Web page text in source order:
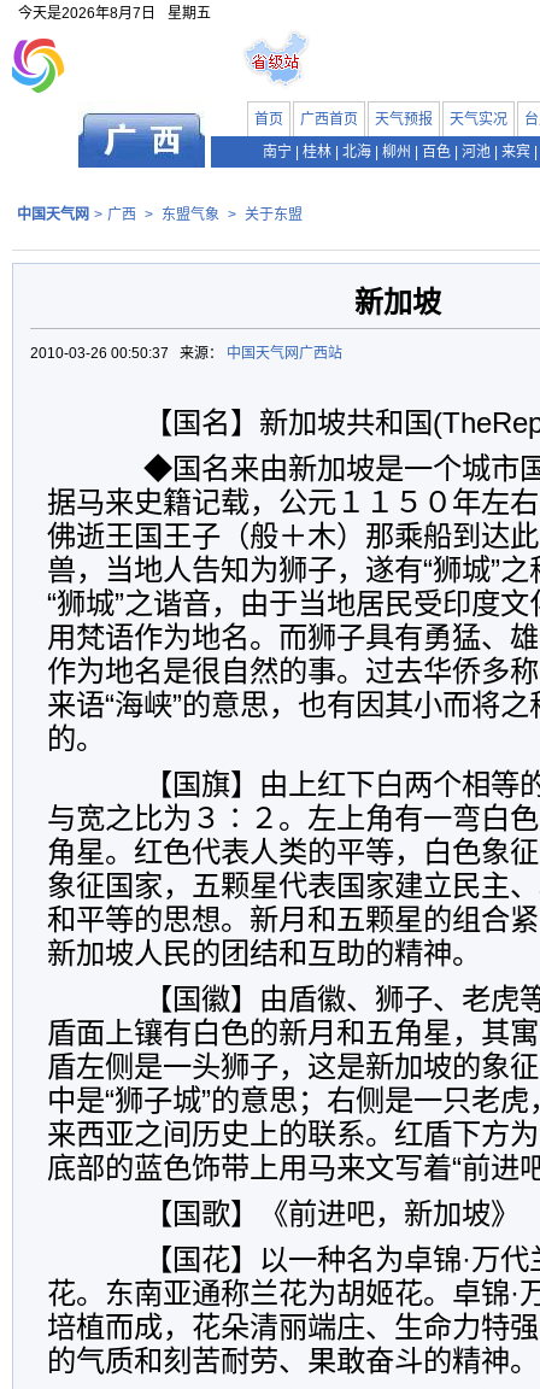
今天是2026年8月7日 星期五
首页 广西首页 天气预报 天气实况
南宁
桂林 北海 柳州 百色 河池 来宾
中国天气网 > 广西 > 东盟气象 > 关于东盟
新加坡
2010-03-26 00:50:37 来源： 中国天气网广西站
【国名】新加坡共和国
◆国名来由新加坡是一个城市国
据马来史籍记载，公元１１５０年左
佛逝王国王子（般＋木）那乘船到达
兽，当地人告知为狮子，遂有“狮城”
“狮城”之谐音，由于当地居民受印度
用梵语作为地名。而狮子具有勇猛、
作为地名是很自然的事。过去华侨多
来语“海峡”的意思，也有因其小而将
的。
【国旗】由上红下白两个相等
与宽之比为３∶２。左上角有一弯白
角星。红色代表人类的平等，白色象
象征国家，五颗星代表国家建立民主
和平等的思想。新月和五颗星的组合
新加坡人民的团结和互助的精神。
【国徽】由盾徽、狮子、老虎
盾面上镶有白色的新月和五角星，其
盾左侧是一头狮子，这是新加坡的象
中是“狮子城”的意思；右侧是一只老
来西亚之间历史上的联系。红盾下方
底部的蓝色饰带上用马来文写着“前进
【国歌】《前进吧，新加坡》
【国花】以一种名为卓锦·万代
花。东南亚通称兰花为胡姬花。卓锦·
培植而成，花朵清丽端庄、生命力特
的气质和刻苦耐劳、果敢奋斗的精神。